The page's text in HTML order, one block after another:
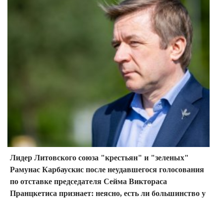
Лидер Литовского союза "крестьян" и "зеленых"
Рамунас Карбаускис после неудавшегося голосования
по отставке председателя Cейма Виктораса
Пранцкетиса признает: неясно, есть ли большинство у